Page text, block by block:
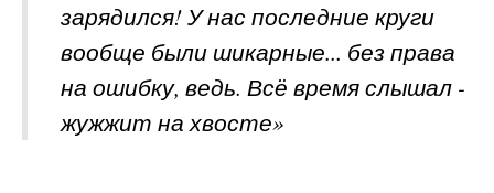
зарядился! У нас последние круги
вообще были шикарные... без права
на ошибку, ведь. Всё время слышал -
жужжит на хвосте»